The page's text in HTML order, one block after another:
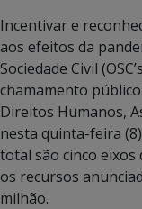
Incentivar e
aos efeitos da
Sociedade Civil
chamamento
Direitos Humanos,
nesta quinta-feira
total são cinco eixos
os recursos
milhão.